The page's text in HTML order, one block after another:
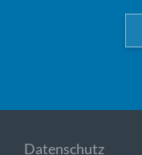
Datenschutz